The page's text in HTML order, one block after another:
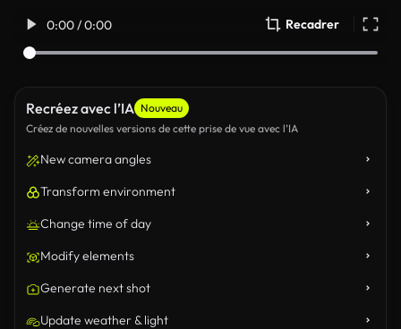
0:00 / 0:00 Recadrer
Recréez avec l’IA Nouveau
Créez de nouvelles versions de cette prise de vue avec l’IA
New camera angles
Transform environment
Change time of day
Modify elements
Generate next shot
Update weather & light